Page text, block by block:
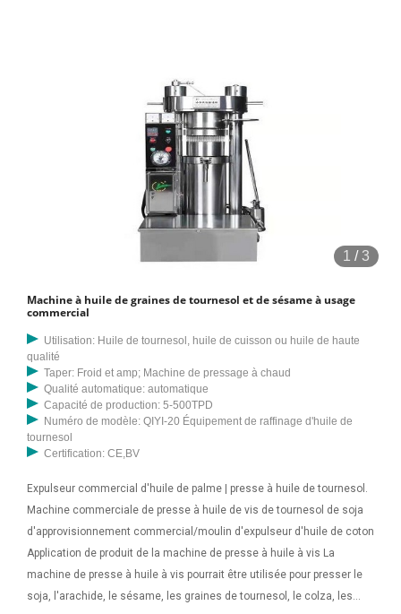
1 /3
Machine à huile de graines de tournesol et de sésame à usage
commercial
Utilisation: Huile de tournesol, huile de cuisson ou huile de haute
qualité
Taper: Froid et amp; Machine de pressage à chaud
Qualité automatique: automatique
Capacité de production: 5-500TPD
Numéro de modèle: QIYI-20 Équipement de raffinage d'huile de
tournesol
Certification: CE,BV
Expulseur commercial d'huile de palme | presse à huile de tournesol.
Machine commerciale de presse à huile de vis de tournesol de soja
d'approvisionnement commercial/moulin d'expulseur d'huile de coton
Application de produit de la machine de presse à huile à vis La
machine de presse à huile à vis pourrait être utilisée pour presser le
soja, l'arachide, le sésame, les graines de tournesol, le colza, les